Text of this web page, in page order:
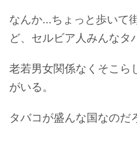
なんか...ちょっと歩いて
ど、セルビア人みんなタ
老若男女関係なくそこら
がいる。
タバコが盛んな国なのだ